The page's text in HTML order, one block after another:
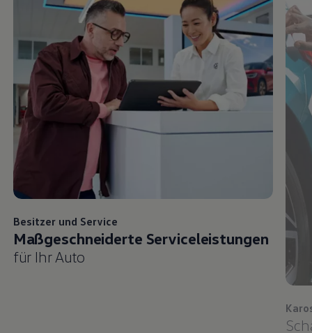
Besitzer und Service
Maßgeschneiderte Serviceleistungen
für Ihr Auto